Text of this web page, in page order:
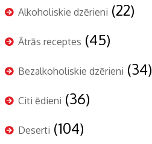
Alkoholiskie dzērieni (22)
Ātrās receptes (45)
Bezalkoholiskie dzērieni (34)
Citi ēdieni (36)
Deserti (104)